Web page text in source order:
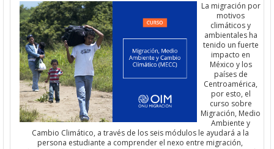
La migración por
motivos
climáticos y
ambientales ha
tenido unfuerte
impacto en
México y los
países de
Centroamérica,
por esto, el
curso sobre
Migración, Medio
Ambiente y
Cambio Climático, a través de los seis módulos le ayudará a la
persona estudiante a comprender el nexo entre migración,